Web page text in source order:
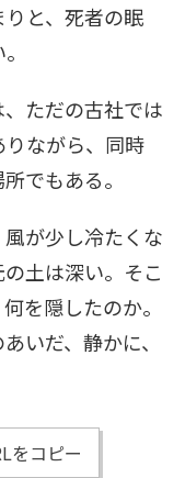
と、死者の眠
ただの古社では
ながら、同時
でもある。
が少し冷たくな
土は深い。そこ
を隠したのか。
いだ、静かに、
をコピー